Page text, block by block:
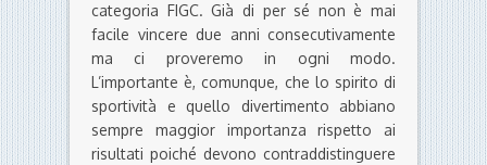
categoria FIGC. Già di per sé non è mai
facile vincere due anni consecutivamente
ma ci proveremo in ogni modo.
L’importante è, comunque, che lo spirito di
sportività e quello divertimento abbiano
sempre maggior importanza rispetto ai
risultati poiché devono contraddistinguere